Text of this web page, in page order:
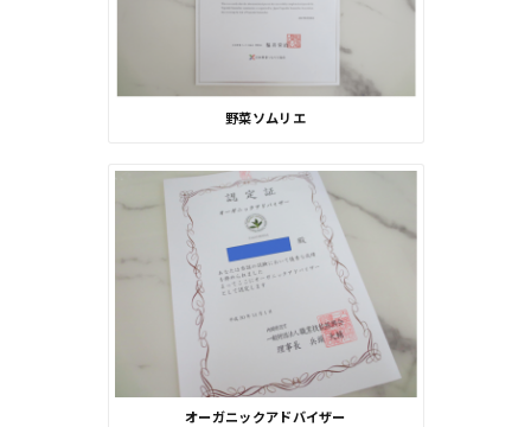
野菜ソムリエ
オーガニックアドバイザー